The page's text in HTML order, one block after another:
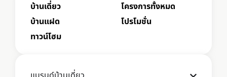
บ้านเดี่ยว
บ้านแฝด
ทาวน์โฮม
โครงการทั้งหมด
โปรโมชั่น